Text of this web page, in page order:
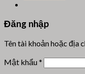
Đăng nhập
Tên tài khoản hoặc địa
Mật khẩu*